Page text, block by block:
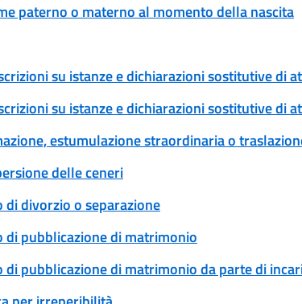
paterno o materno al momento della nascita
su istanze e dichiarazioni sostitutive di
su istanze e dichiarazioni sostitutive di
estumulazione straordinaria o
delle ceneri
divorzio o separazione
pubblicazione di matrimonio
pubblicazione di matrimonio da parte di